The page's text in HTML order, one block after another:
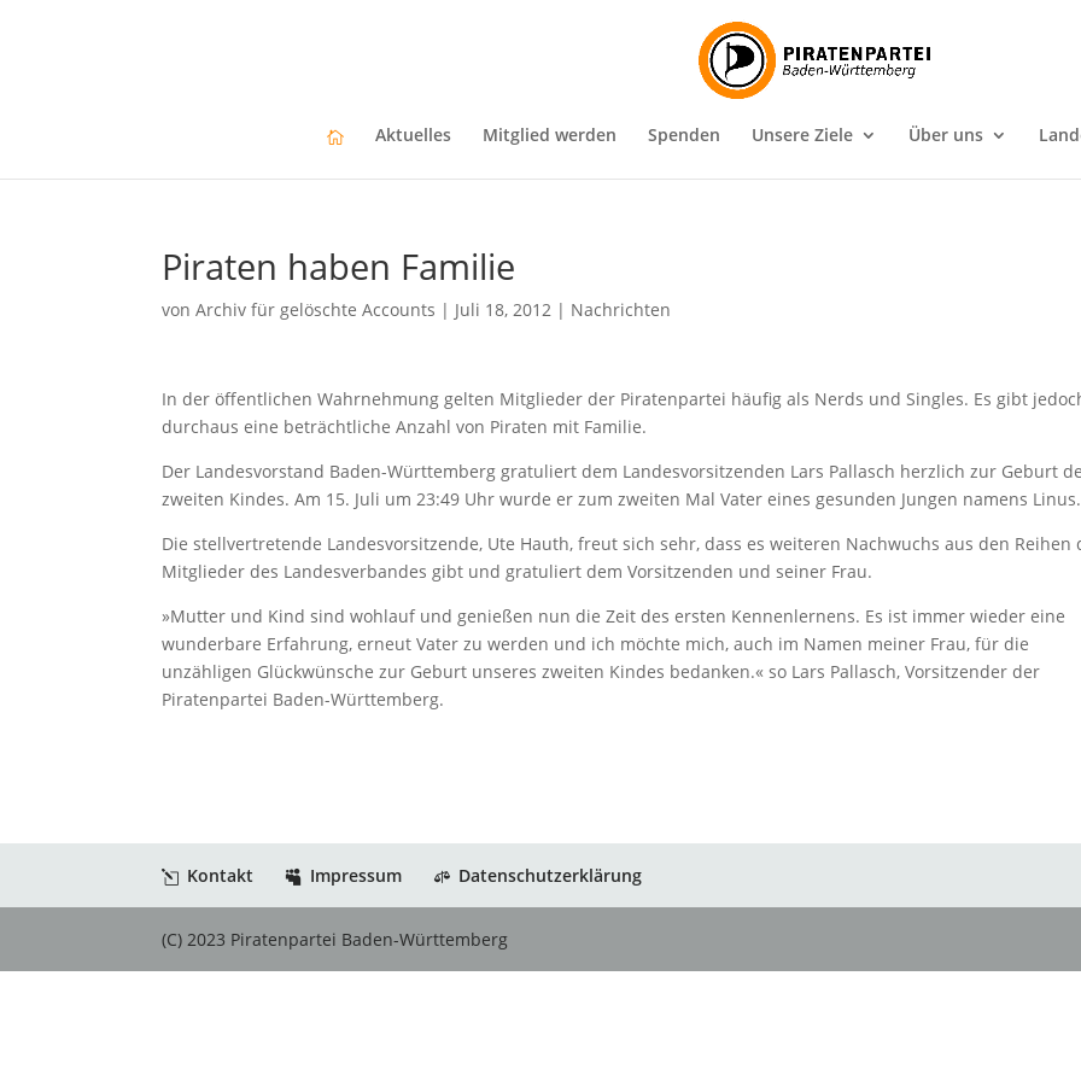
Aktuelles Mitglied werden Spenden Unsere Ziele Über uns
Piraten haben Familie
vonArchiv für gelöschte Accounts | Juli 18, 2012 | Nachrichten
In der öffentlichen Wahrnehmung gelten Mitglieder der Piratenpartei häufig als Nerds und Singles. Es gibt
durchaus eine beträchtliche Anzahl von Piraten mit Familie.
Der Landesvorstand Baden-Württemberg gratuliert dem Landesvorsitzenden Lars Pallasch herzlich zur Geburt
zweiten Kindes. Am 15. Juli um 23:49 Uhr wurde er zum zweiten Mal Vater eines gesunden Jungen namens Linus.
Die stellvertretende Landesvorsitzende, Ute Hauth, freut sich sehr, dass es weiteren Nachwuchs aus den Reihen
Mitglieder des Landesverbandes gibt und gratuliert dem Vorsitzenden und seiner Frau.
»Mutter und Kind sind wohlauf und genießen nun die Zeit des ersten Kennenlernens. Es ist immer wieder eine
wunderbare Erfahrung, erneut Vater zu werden und ich möchte mich, auch im Namen meiner Frau, für die
unzähligen Glückwünsche zur Geburt unseres zweiten Kindes bedanken.« so Lars Pallasch, Vorsitzender der
Piratenpartei Baden-Württemberg.
Kontakt Impressum Datenschutzerklärung
(C) 2023 Piratenpartei Baden-Württemberg